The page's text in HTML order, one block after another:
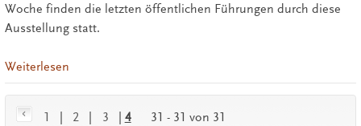
Woche finden die letzten öffentlichen Führungen durch diese
Ausstellung statt.
Weiterlesen
1 2 3 4 31 - 31 von 31